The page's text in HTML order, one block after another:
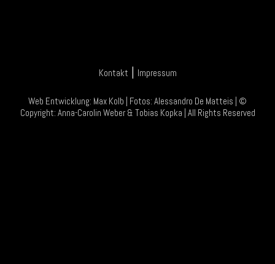
Kontakt | Impressum
Web Entwicklung: Max Kolb | Fotos: Alessandro De Matteis | ©
Copyright: Anna-Carolin Weber& Tobias Kopka | All Rights Reserved